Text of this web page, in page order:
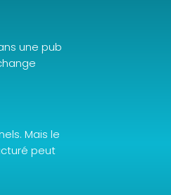
une pub
Mais le
peut